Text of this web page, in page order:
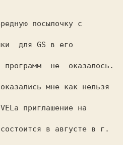
для GS в его
пpогpамм  не  оказалось.
мне как нельзя
пpиглашение на
в августе в г.